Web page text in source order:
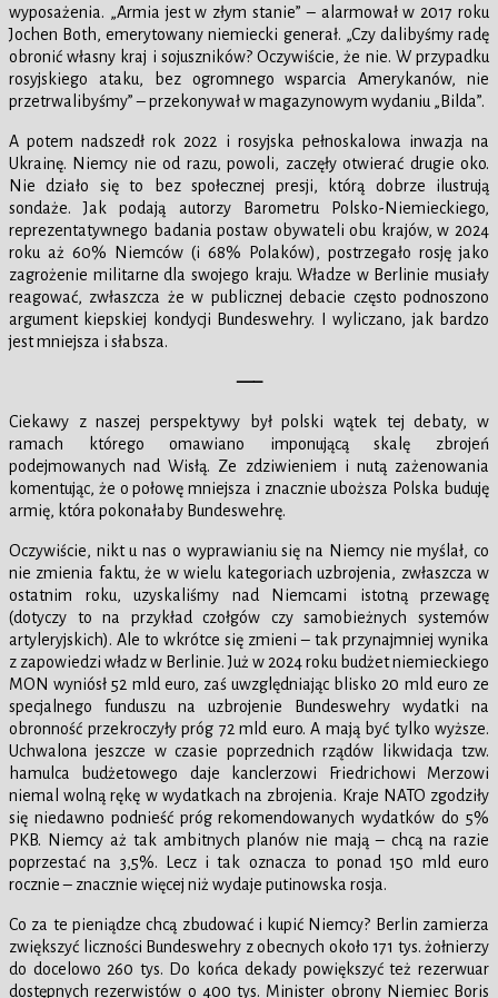
wyposażenia. „Armia jest w złym stanie” – alarmował w 2017 roku
Jochen Both, emerytowany niemiecki generał. „Czy dalibyśmy radę
obronić własny kraj i sojuszników? Oczywiście, że nie. W przypadku
rosyjskiego ataku, bez ogromnego wsparcia Amerykanów, nie
przetrwalibyśmy” – przekonywał w magazynowym wydaniu „Bilda”.
A potem nadszedł rok 2022 i rosyjska pełnoskalowa inwazja na
Ukrainę. Niemcy nie od razu, powoli, zaczęły otwierać drugie oko.
Nie działo się to bez społecznej presji, którą dobrze ilustrują
sondaże. Jak podają autorzy Barometru Polsko-Niemieckiego,
reprezentatywnego badania postaw obywateli obu krajów, w 2024
roku aż 60% Niemców (i 68% Polaków), postrzegało rosję jako
zagrożenie militarne dla swojego kraju. Władze w Berlinie musiały
reagować, zwłaszcza że w publicznej debacie często podnoszono
argument kiepskiej kondycji Bundeswehry. I wyliczano, jak bardzo
jest mniejsza i słabsza.
—–
Ciekawy z naszej perspektywy był polski wątek tej debaty, w
ramach którego omawiano imponującą skalę zbrojeń
podejmowanych nad Wisłą. Ze zdziwieniem i nutą zażenowania
komentując, że o połowę mniejsza i znacznie uboższa Polska buduję
armię, która pokonałaby Bundeswehrę.
Oczywiście, nikt u nas o wyprawianiu się na Niemcy nie myślał, co
nie zmienia faktu, że w wielu kategoriach uzbrojenia, zwłaszcza w
ostatnim roku, uzyskaliśmy nad Niemcami istotną przewagę
(dotyczy to na przykład czołgów czy samobieżnych systemów
artyleryjskich). Ale to wkrótce się zmieni – tak przynajmniej wynika
z zapowiedzi władz w Berlinie. Już w 2024 roku budżet niemieckiego
MON wyniósł 52 mld euro, zaś uwzględniając blisko 20 mld euro ze
specjalnego funduszu na uzbrojenie Bundeswehry wydatki na
obronność przekroczyły próg 72 mld euro. A mają być tylko wyższe.
Uchwalona jeszcze w czasie poprzednich rządów likwidacja tzw.
hamulca budżetowego daje kanclerzowi Friedrichowi Merzowi
niemal wolną rękę w wydatkach na zbrojenia. Kraje NATO zgodziły
się niedawno podnieść próg rekomendowanych wydatków do 5%
PKB. Niemcy aż tak ambitnych planów nie mają – chcą na razie
poprzestać na 3,5%. Lecz i tak oznacza to ponad 150 mld euro
rocznie – znacznie więcej niż wydaje putinowska rosja.
Co za te pieniądze chcą zbudować i kupić Niemcy? Berlin zamierza
zwiększyć liczności Bundeswehry z obecnych około 171 tys. żołnierzy
do docelowo 260 tys. Do końca dekady powiększyć też rezerwuar
dostępnych rezerwistów o 400 tys. Minister obrony Niemiec Boris